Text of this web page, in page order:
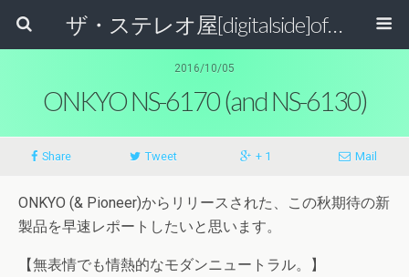
ザ・ステレオ屋[digitalside]official blog.
2016/10/05
ONKYO NS-6170 (and NS-6130)
Share Tweet + 1 Mail
ONKYO (& Pioneer)からリリースされた、この秋期待の新
製品を早速レポートしたいと思います。
【無表情でも情熱的なモダンニュートラル。】